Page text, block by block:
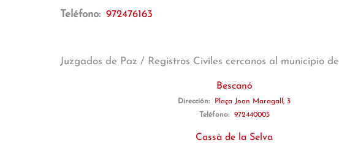
Teléfono: 972476163
Juzgados de Paz / Registros Civiles cercanos al municipio de
Bescanó
Dirección:
Plaça Joan Maragall, 3
Teléfono:
972440005
Cassà de la Selva